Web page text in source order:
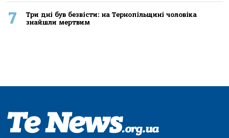
7
Три дні був безвісти: на Тернопільщині чоловіка
знайшли мертвим